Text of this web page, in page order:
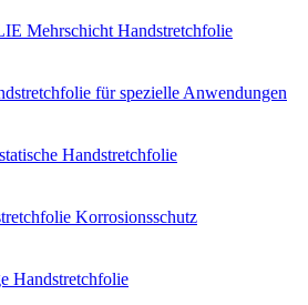
Mehrschicht Handstretchfolie
für spezielle Anwendungen
Handstretchfolie
Korrosionsschutz
Handstretchfolie